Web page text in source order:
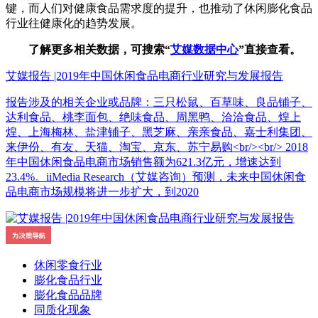
键，而人们对健康食品需求度的提升，也推动了休闲膨化食品
行业往健康化的趋势发展。
了解更多相关数据，可搜索“艾媒数据中心”直接查看。
艾媒报告 |2019年中国休闲食品电商行业研究与发展报告
报告涉及的相关企业或品牌：三只松鼠、百草味、良品铺子、
达利食品、桃李面包、绝味食品、周黑鸭、洽洽食品、煌上
煌、上海梅林、盐津铺子、黑芝麻、亲亲食品、嘉士利集团、
来伊份、有友、天猫、淘宝、京东、苏宁易购<br/><br/> 2018
年中国休闲食品电商市场销售额为621.3亿元，增速达到
23.4%。iiMedia Research（艾媒咨询）预测，未来中国休闲食
品电商市场规模将进一步扩大，到2020
休闲零食行业
膨化食品行业
膨化食品品牌
同质化现象